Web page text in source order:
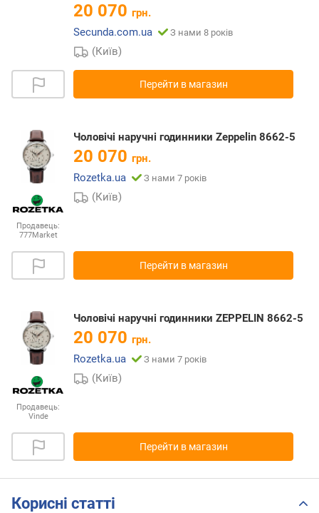
20 070 грн.
Secunda.com.ua
З нами 8 років
(Київ)
Перейти в магазин
Продавець:
777Market
Чоловічі наручні годинники Zeppelin 8662-5
20 070 грн.
Rozetka.ua
З нами 7 років
(Київ)
Перейти в магазин
Продавець:
Vinde
Чоловічі наручні годинники ZEPPELIN 8662-5
20 070 грн.
Rozetka.ua
З нами 7 років
(Київ)
Перейти в магазин
Корисні статті